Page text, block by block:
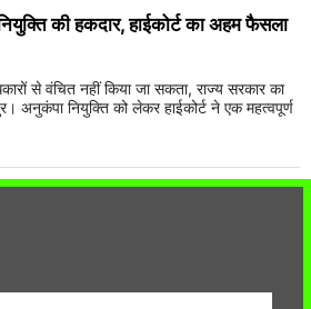
की हकदार, हाईकोर्ट का अहम फैसला
से वंचित नहीं किया जा सकता, राज्य सरकार का
अनुकंपा नियुक्ति को लेकर हाईकोर्ट ने एक महत्वपूर्ण